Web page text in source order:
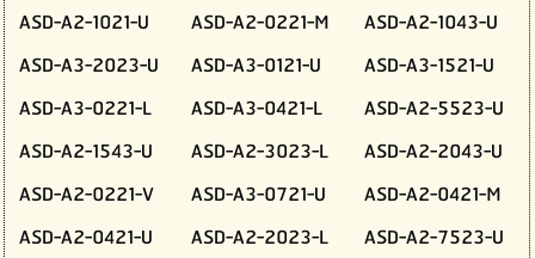
ASD-A2-1021-U
ASD-A2-0221-M
ASD-A2-1043-U
ASD-A3-2023-U
ASD-A3-0121-U
ASD-A3-1521-U
ASD-A3-0221-L
ASD-A3-0421-L
ASD-A2-5523-U
ASD-A2-1543-U
ASD-A2-3023-L
ASD-A2-2043-U
ASD-A2-0221-V
ASD-A3-0721-U
ASD-A2-0421-M
ASD-A2-0421-U
ASD-A2-2023-L
ASD-A2-7523-U